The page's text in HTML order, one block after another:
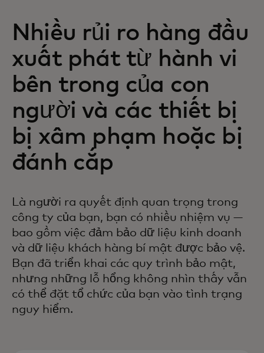
Nhiều rủi ro hàng đầu
xuất phát từ hành vi
bên trong của con
người và các thiết bị
bị xâm phạm hoặc bị
đánh cắp
Là người ra quyết định quan trọng trong
công ty của bạn, bạn có nhiều nhiệm vụ —
bao gồm việc đảm bảo dữ liệu kinh doanh
và dữ liệu khách hàng bí mật được bảo vệ.
Bạn đã triển khai các quy trình bảo mật,
nhưng những lỗ hổng không nhìn thấy vẫn
có thể đặt tổ chức của bạn vào tình trạng
nguy hiểm.